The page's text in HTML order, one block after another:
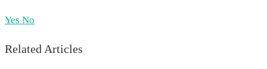
Yes No
Related Articles